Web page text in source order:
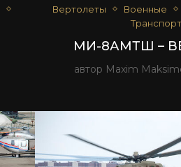
Вертолеты Военные
МИ-8АМТШ –
автор Maxim